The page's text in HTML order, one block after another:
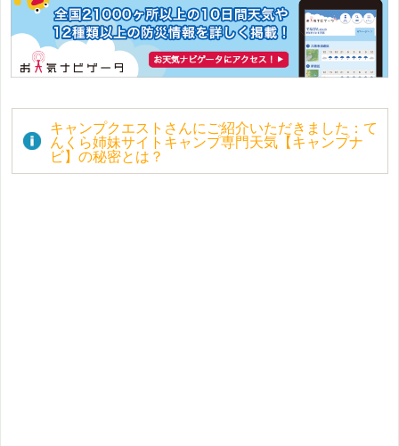
キャンプクエストさんにご紹介いただきました：て
んくら姉妹サイトキャンプ専門天気【キャンプナ
ビ】の秘密とは？